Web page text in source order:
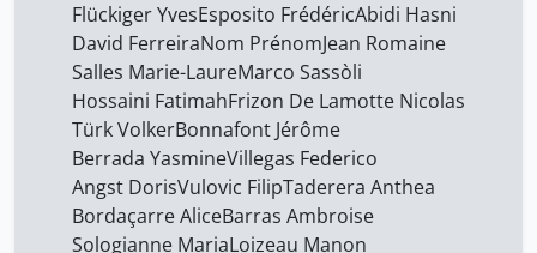
Flückiger YvesEsposito FrédéricAbidi Hasni
David FerreiraNom PrénomJean Romaine
Salles Marie-LaureMarco Sassòli
Hossaini FatimahFrizon De Lamotte Nicolas
Türk VolkerBonnafont Jérôme
Berrada YasmineVillegas Federico
Angst DorisVulovic FilipTaderera Anthea
Bordaçarre AliceBarras Ambroise
Sologianne MariaLoizeau Manon